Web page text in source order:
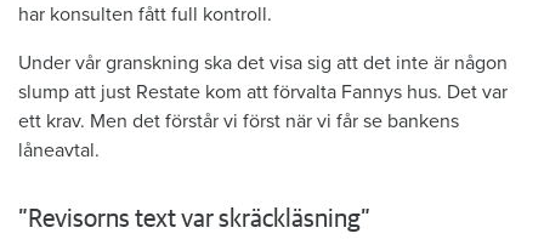
har konsulten fått full kontroll.
Under vår granskning ska det visa sig att det inte är någon
slump att just Restate kom att förvalta Fannys hus. Det var
ett krav. Men det förstår vi först när vi får se bankens
låneavtal.
”Revisorns text var skräckläsning”